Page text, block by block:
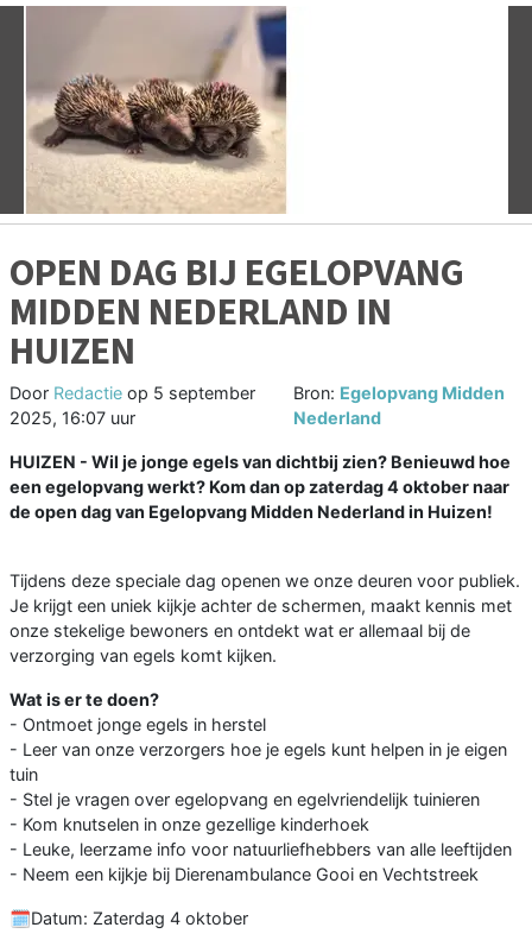
Vorige
OPEN DAG BIJ EGELOPVANG
MIDDEN NEDERLAND IN
HUIZEN
Door Redactie op 5 september
2025, 16:07 uur
Bron: Egelopvang Midden
Nederland
HUIZEN - Wil je jonge egels van dichtbij zien? Benieuwd hoe
een egelopvang werkt? Kom dan op zaterdag 4 oktober naar
de open dag van Egelopvang Midden Nederland in Huizen!
Tijdens deze speciale dag openen we onze deuren voor publiek.
Je krijgt een uniek kijkje achter de schermen, maakt kennis met
onze stekelige bewoners en ontdekt wat er allemaal bij de
verzorging van egels komt kijken.
Wat is er te doen?
- Ontmoet jonge egels in herstel
- Leer van onze verzorgers hoe je egels kunt helpen in je eigen
tuin
- Stel je vragen over egelopvang en egelvriendelijk tuinieren
- Kom knutselen in onze gezellige kinderhoek
- Leuke, leerzame info voor natuurliefhebbers van alle leeftijden
- Neem een kijkje bij Dierenambulance Gooi en Vechtstreek
🗓️Datum: Zaterdag 4 oktober